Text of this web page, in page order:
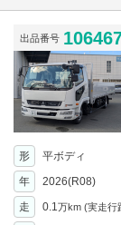
出品番号
形 平ボディ
年
2026(R08)
走 0.1万km (実走行